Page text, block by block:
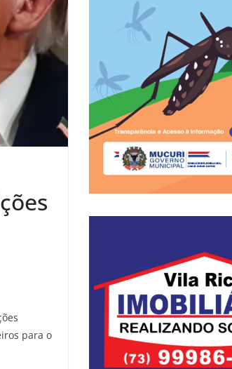
para o